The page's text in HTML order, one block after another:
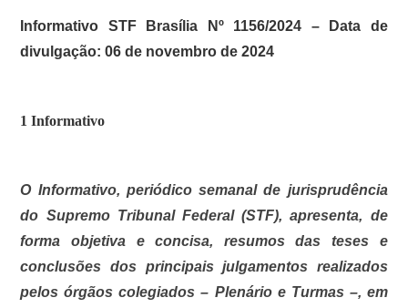
Informativo STF Brasília Nº 1156/2024 – Data de
divulgação: 06 de novembro de 2024
1 Informativo
O Informativo, periódico semanal de jurisprudência
do Supremo Tribunal Federal (STF), apresenta, de
forma objetiva e concisa, resumos das teses e
conclusões dos principais julgamentos realizados
pelos órgãos colegiados – Plenário e Turmas –, em